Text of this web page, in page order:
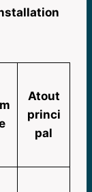
Atout
princi
pal